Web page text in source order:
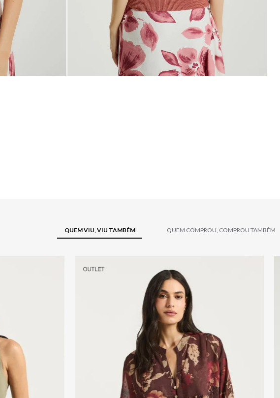
QUEM VIU, VIU TAMBÉM QUEM COMPROU, COMPROU TAMBÉM